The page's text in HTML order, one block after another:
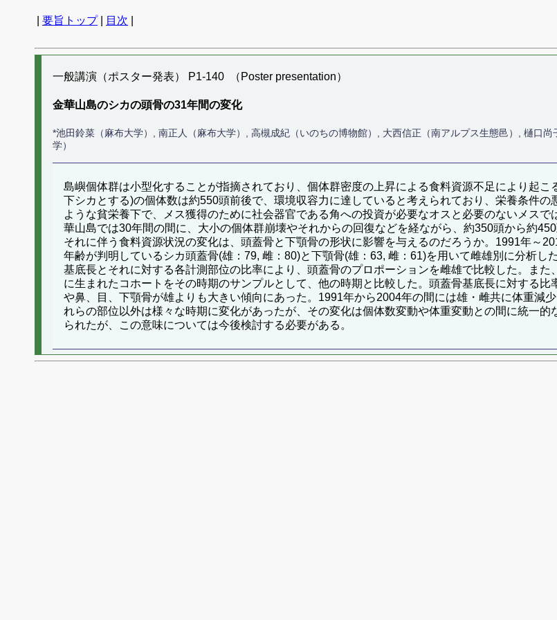
要旨トップ| 目次
一般講演（ポスター発表） P1-140 （Poster presentation）
金華山島のシカの頭骨の31年間の変化
*池田鈴菜（麻布大学）, 南正人（麻布大学）, 高槻成紀（いのちの博物館）, 大西信正（南アルプス生態邑）, 樋口
学）
島嶼個体群は小型化することが指摘されており、個体群密度の上昇による食料資源不足により起
下シカとする)の個体数は約550頭前後で、環境収容力に達していると考えられており、栄養条件
ような貧栄養下で、メス獲得のために社会器官である角への投資が必要なオスと必要のないメス
華山島では30年間の間に、大小の個体群崩壊やそれからの回復などを経ながら、約350頭から約
それに伴う食料資源状況の変化は、頭蓋骨と下顎骨の形状に影響を与えるのだろうか。1991年～
年齢が判明しているシカ頭蓋骨(雄：79, 雌：80)と下顎骨(雄：63, 雌：61)を用いて雌雄別に分析
基底長とそれに対する各計測部位の比率により、頭蓋骨のプロポーションを雌雄で比較した。ま
に生まれたコホートをその時期のサンプルとして、他の時期と比較した。頭蓋骨基底長に対する
や鼻、目、下顎骨が雄よりも大きい傾向にあった。1991年から2004年の間には雄・雌共に体重減
れらの部位以外は様々な時期に変化があったが、その変化は個体数変動や体重変動との間に統一
られたが、この意味については今後検討する必要がある。